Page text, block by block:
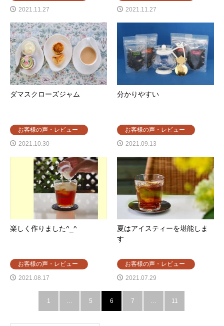
2021.11.27
2021.11.27
ダマスクローズジャム
お客様の声・レビュー
2021.10.30
分かりやすい
お客様の声・レビュー
2021.09.13
楽しく作りました^_^
お客様の声・レビュー
2021.08.17
夏はアイスティーを堪能しま
す
お客様の声・レビュー
2021.07.29
1 5 6 7 11